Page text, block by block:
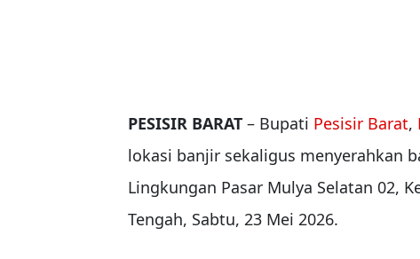
PESISIR BARAT – Bupati Pesisir Barat,
lokasi banjir sekaligus menyerahkan
Lingkungan Pasar Mulya Selatan 02,
Tengah, Sabtu, 23 Mei 2026.